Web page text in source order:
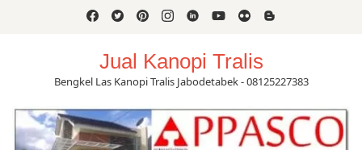
Jual Kanopi Tralis
Bengkel Las Kanopi Tralis Jabodetabek - 08125227383